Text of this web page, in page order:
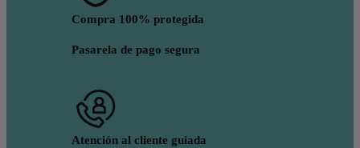
Compra 100% protegida
Pasarela de pago segura
Atención al cliente guiada